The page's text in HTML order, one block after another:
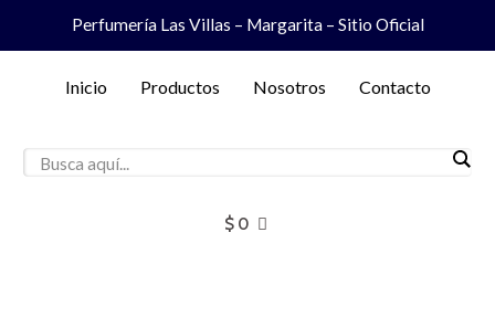
Perfumería Las Villas – Margarita – Sitio Oficial
Inicio Productos Nosotros Contacto
$ 0